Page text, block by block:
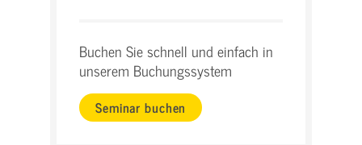
Buchen Sie schnell und einfach in
unserem Buchungssystem
Seminar buchen